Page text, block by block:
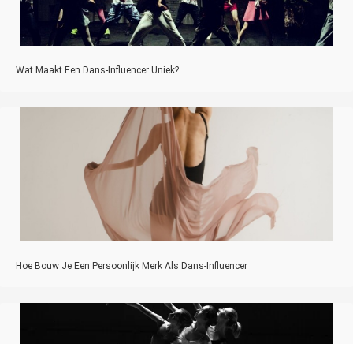
Wat Maakt Een Dans-Influencer Uniek?
Hoe Bouw Je Een Persoonlijk Merk Als Dans-Influencer